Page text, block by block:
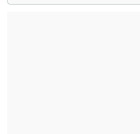
Redaktion verantwortlich.